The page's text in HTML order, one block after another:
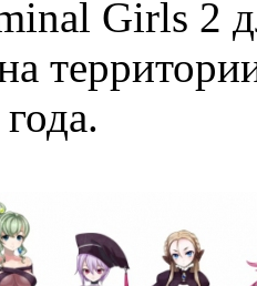
Girls 2